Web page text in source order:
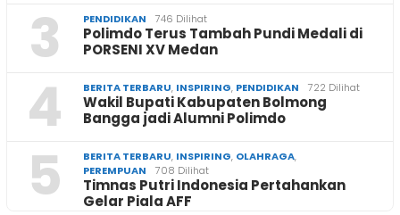
3 PENDIDIKAN 746 Dilihat
Polimdo Terus Tambah Pundi Medali di
PORSENI XV Medan
4 BERITA TERBARU, INSPIRING, PENDIDIKAN 722 Dilihat
Wakil Bupati Kabupaten Bolmong
Bangga jadi Alumni Polimdo
5 BERITA TERBARU, INSPIRING, OLAHRAGA,
PEREMPUAN
708 Dilihat
Timnas Putri Indonesia Pertahankan
Gelar Piala AFF